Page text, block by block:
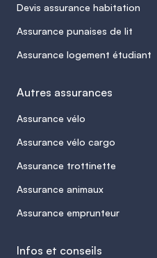
Devis assurance habitation
Assurance punaises de lit
Assurance logement étudiant
Autres assurances
Assurance vélo
Assurance vélo cargo
Assurance trottinette
Assurance animaux
Assurance emprunteur
Infos et conseils